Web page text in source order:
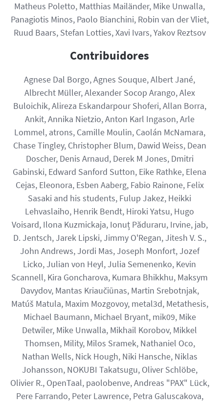
Matheus Poletto, Matthias Mailänder, Mike Unwalla,
Panagiotis Minos, Paolo Bianchini, Robin van der Vliet,
Ruud Baars, Stefan Lotties, Xavi Ivars, Yakov Reztsov
Contribuidores
Agnese Dal Borgo, Agnes Souque, Albert Jané,
Albrecht Müller, Alexander Socop Arango, Alex
Buloichik, Alireza Eskandarpour Shoferi, Allan Borra,
Ankit, Annika Nietzio, Anton Karl Ingason, Arle
Lommel, atrons, Camille Moulin, Caolán McNamara,
Chase Tingley, Christopher Blum, Dawid Weiss, Dean
Doscher, Denis Arnaud, Derek M Jones, Dmitri
Gabinski, Edward Sanford Sutton, Eike Rathke, Elena
Cejas, Eleonora, Esben Aaberg, Fabio Rainone, Felix
Sasaki and his students, Fulup Jakez, Heikki
Lehvaslaiho, Henrik Bendt, Hiroki Yatsu, Hugo
Voisard, Ilona Kuzmickaja, Ionuț Păduraru, Irvine, jab,
D. Jentsch, Jarek Lipski, Jimmy O'Regan, Jitesh V. S.,
John Andrews, Jordi Mas, Joseph Monfort, Jozef
Licko, Julian von Heyl, Julia Semenenko, Kevin
Scannell, Kira Goncharova, Kumara Bhikkhu, Maksym
Davydov, Mantas Kriaučiūnas, Martin Srebotnjak,
Matúš Matula, Maxim Mozgovoy, metal3d, Metathesis,
Michael Baumann, Michael Bryant, mik09, Mike
Detwiler, Mike Unwalla, Mikhail Korobov, Mikkel
Thomsen, Mility, Milos Sramek, Nathaniel Oco,
Nathan Wells, Nick Hough, Niki Hansche, Niklas
Johansson, NOKUBI Takatsugu, Oliver Schlöbe,
Olivier R., OpenTaal, paolobenve, Andreas "PAX" Lück,
Pere Farrando, Peter Lawrence, Petra Galuscakova,